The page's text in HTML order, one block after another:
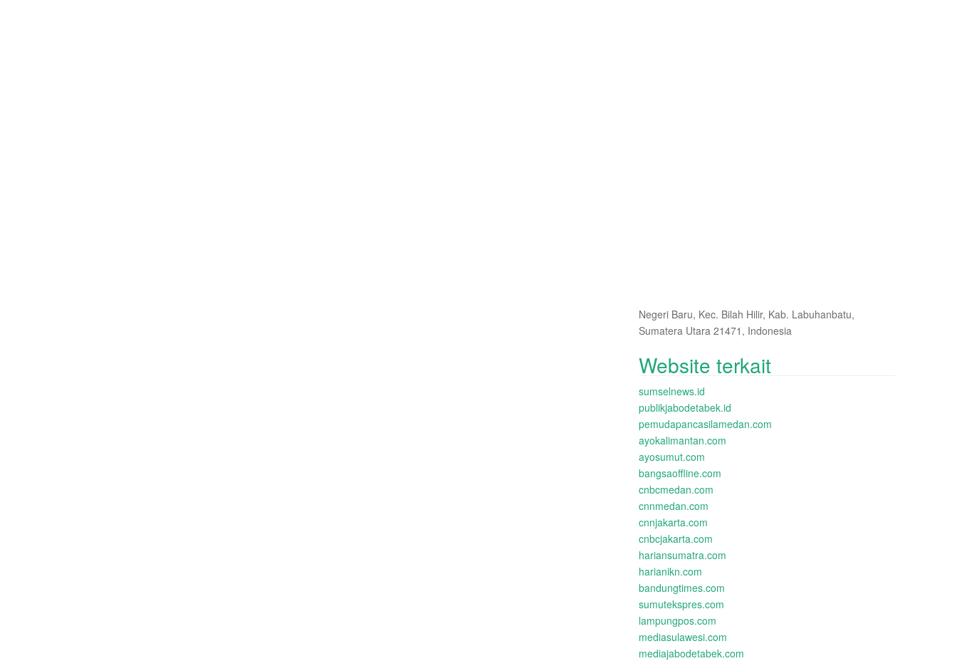
Negeri Baru, Kec. Bilah Hilir, Kab. Labuhanbatu,
Sumatera Utara 21471, Indonesia
Website terkait
sumselnews.id
publikjabodetabek.id
pemudapancasilamedan.com
ayokalimantan.com
ayosumut.com
bangsaoffline.com
cnbcmedan.com
cnnmedan.com
cnnjakarta.com
cnbcjakarta.com
hariansumatra.com
harianikn.com
bandungtimes.com
sumutekspres.com
lampungpos.com
mediasulawesi.com
mediajabodetabek.com